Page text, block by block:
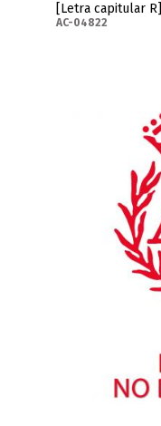
[Letra capitular R]
AC-04822